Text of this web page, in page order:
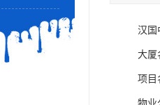
汉国
大厦
项目